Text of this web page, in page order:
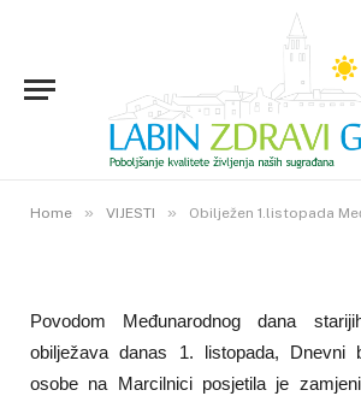
Home » VIJESTI » Obilježen 1.listopada
Obilježen 1.listopada
Međunarodni dan
1. LISTOPADA 2018. 2 VIEWS
Povodom Međunarodnog dana
obilježava danas 1. listopada, Dnevni
osobe na Marcilnici posjetila je